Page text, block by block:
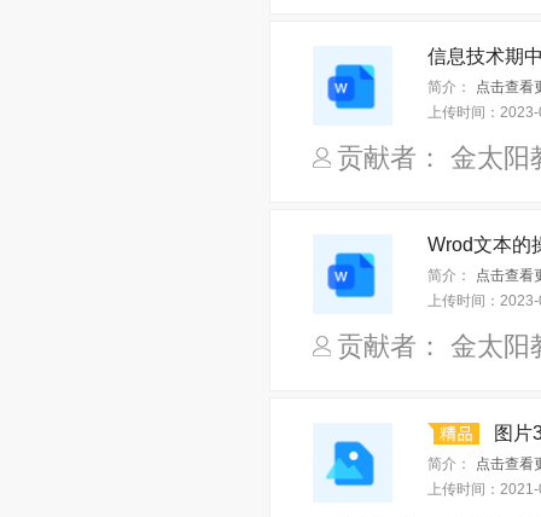
信息技术期
简介：
点击查看
上传时间：
贡献者： 金太阳
Wrod文本的
简介：
点击查看
上传时间：
贡献者： 金太阳
图片
简介：
点击查看
上传时间：